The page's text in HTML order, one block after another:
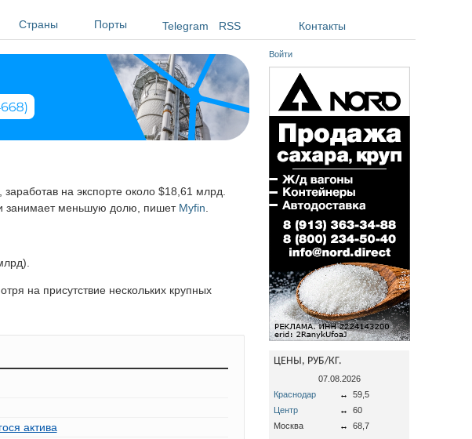
Страны Порты Telegram RSS Контакты
на экспорте около $18,61 млрд.
занимает меньшую долю, пишет Myfin
на присутствие нескольких крупных
актива
Войти
ЦЕНЫ, РУБ/КГ.
07.08.2026
Краснодар
↔
59,5
Центр
↔
60
Москва
↔ 68,7